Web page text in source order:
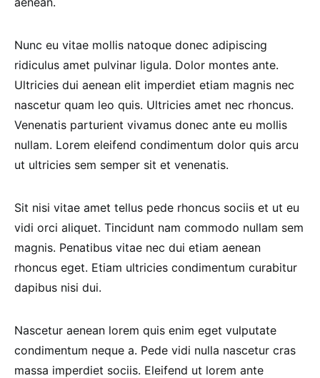
Nunc eu vitae mollis natoque donec adipiscing
ridiculus amet pulvinar ligula. Dolor montes ante.
Ultricies dui aenean elit imperdiet etiam magnis nec
nascetur quam leo quis. Ultricies amet nec rhoncus.
Venenatis parturient vivamus donec ante eu mollis
nullam. Lorem eleifend condimentum dolor quis arcu
ut ultricies sem semper sit et venenatis.
Sit nisi vitae amet tellus pede rhoncus sociis et ut eu
vidi orci aliquet. Tincidunt nam commodo nullam sem
magnis. Penatibus vitae nec dui etiam aenean
rhoncus eget. Etiam ultricies condimentum curabitur
dapibus nisi dui.
Nascetur aenean lorem quis enim eget vulputate
condimentum neque a. Pede vidi nulla nascetur cras
massa imperdiet sociis. Eleifend ut lorem ante